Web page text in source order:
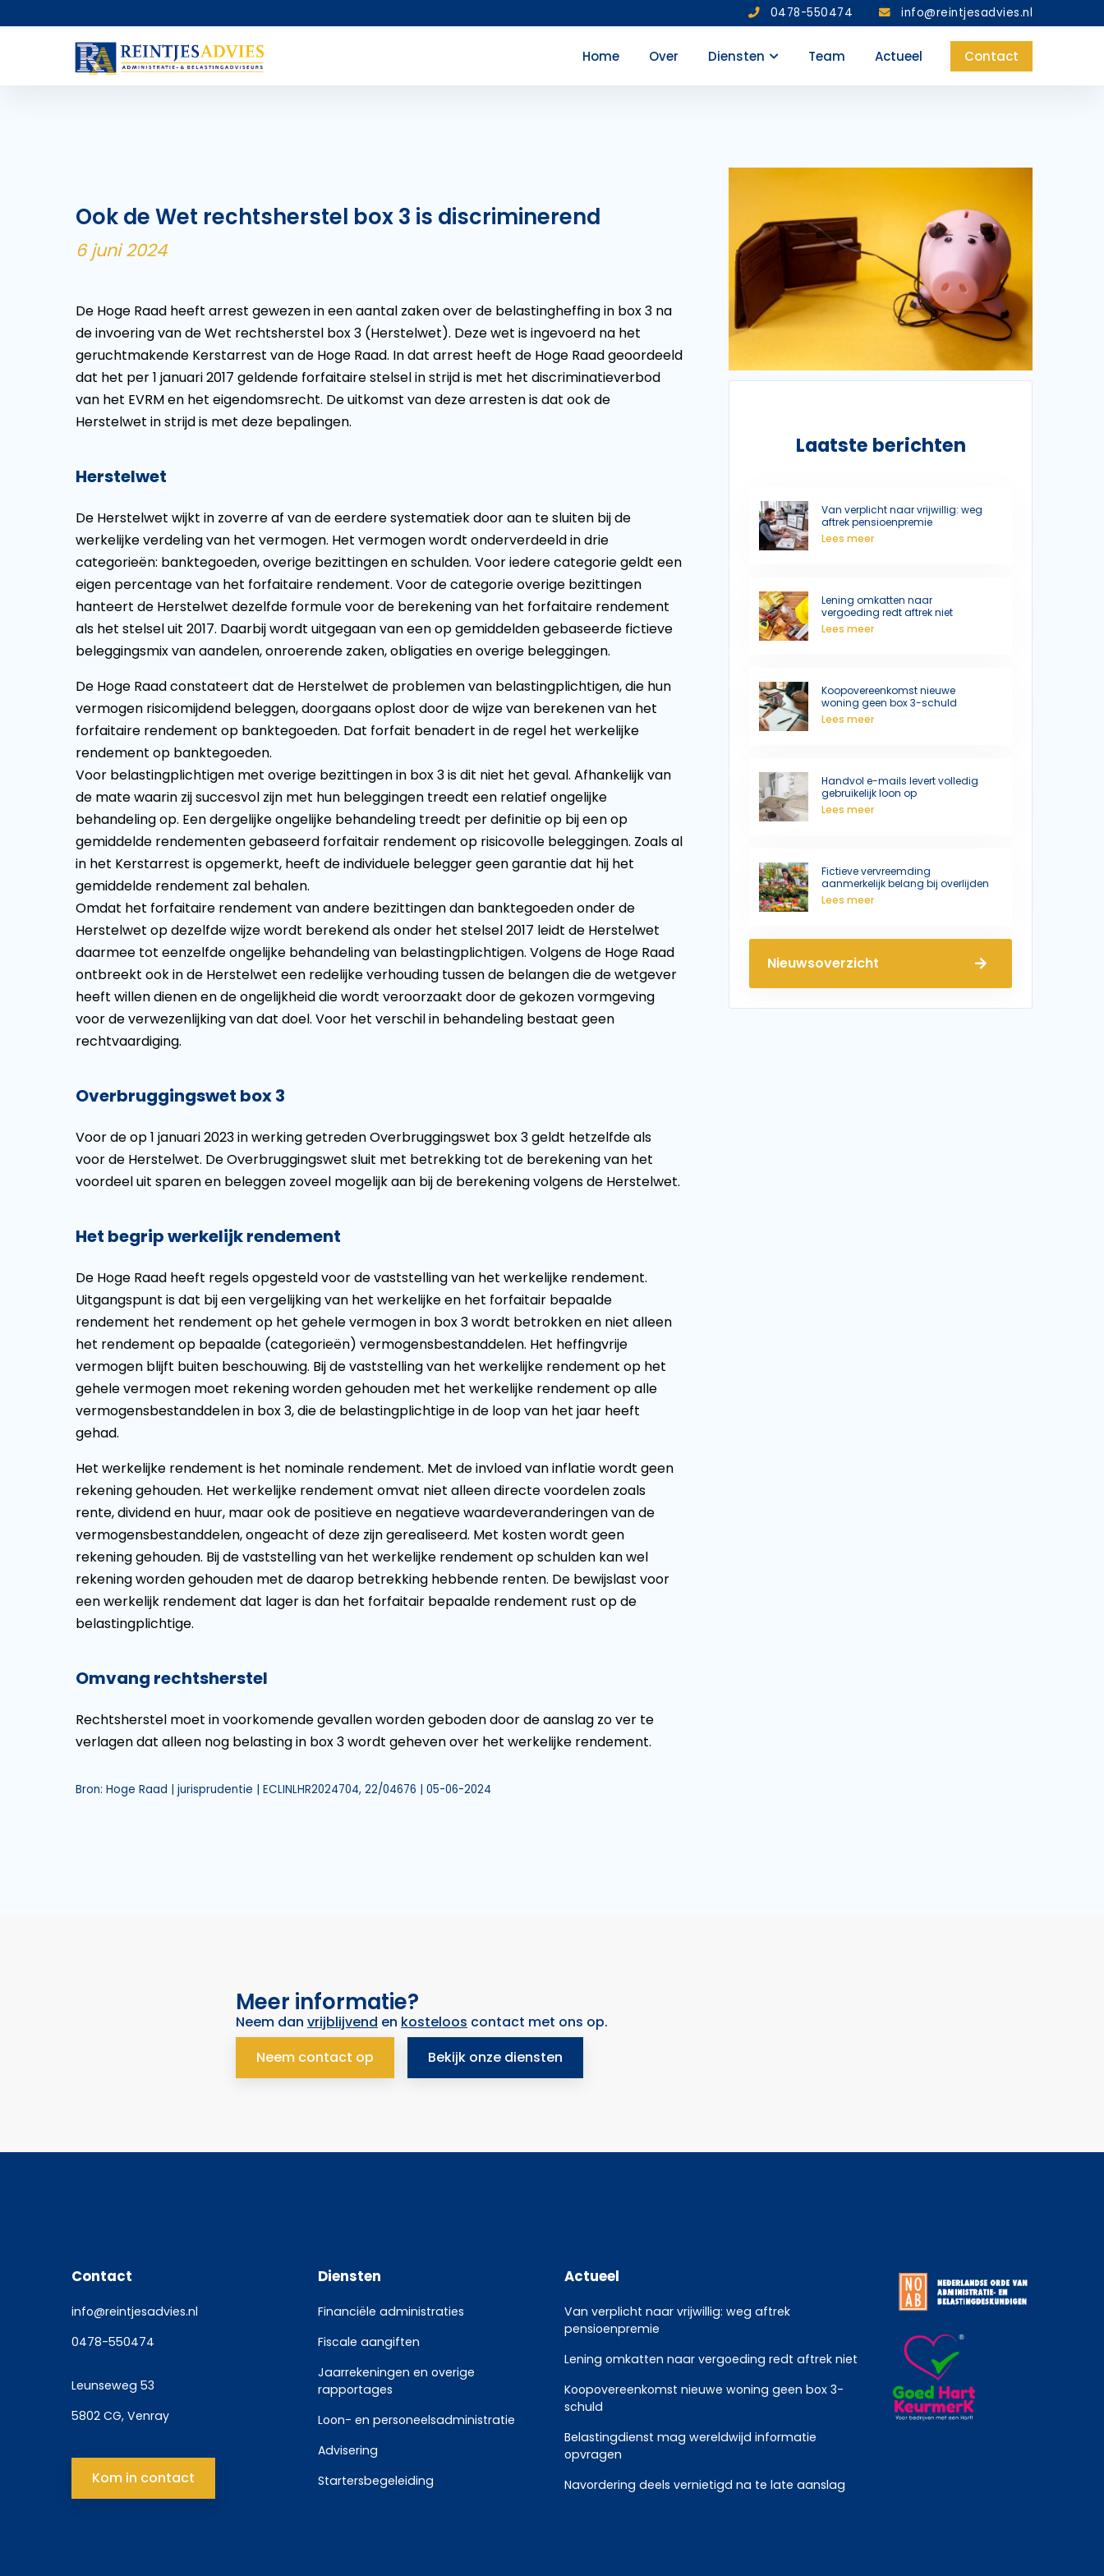
0478-550474 info@reintjesadvies.nl
Home Over Diensten Team Actueel Contact
Ook de Wet rechtsherstel box 3 is discriminerend
6 juni 2024
De Hoge Raad heeft arrest gewezen in een aantal zaken over de belastingheffing in box 3 na
de invoering van de Wet rechtsherstel box 3 (Herstelwet). Deze wet is ingevoerd na het
geruchtmakende Kerstarrest van de Hoge Raad. In dat arrest heeft de Hoge Raad geoordeeld
dat het per 1 januari 2017 geldende forfaitaire stelsel in strijd is met het discriminatieverbod
van het EVRM en het eigendomsrecht. De uitkomst van deze arresten is dat ook de
Herstelwet in strijd is met deze bepalingen.
Herstelwet
De Herstelwet wijkt in zoverre af van de eerdere systematiek door aan te sluiten bij de
werkelijke verdeling van het vermogen. Het vermogen wordt onderverdeeld in drie
categorieën: banktegoeden, overige bezittingen en schulden. Voor iedere categorie geldt een
eigen percentage van het forfaitaire rendement. Voor de categorie overige bezittingen
hanteert de Herstelwet dezelfde formule voor de berekening van het forfaitaire rendement
als het stelsel uit 2017. Daarbij wordt uitgegaan van een op gemiddelden gebaseerde fictieve
beleggingsmix van aandelen, onroerende zaken, obligaties en overige beleggingen.
De Hoge Raad constateert dat de Herstelwet de problemen van belastingplichtigen, die hun
vermogen risicomijdend beleggen, doorgaans oplost door de wijze van berekenen van het
forfaitaire rendement op banktegoeden. Dat forfait benadert in de regel het werkelijke
rendement op banktegoeden.
Voor belastingplichtigen met overige bezittingen in box 3 is dit niet het geval. Afhankelijk van
de mate waarin zij succesvol zijn met hun beleggingen treedt een relatief ongelijke
behandeling op. Een dergelijke ongelijke behandeling treedt per definitie op bij een op
gemiddelde rendementen gebaseerd forfaitair rendement op risicovolle beleggingen. Zoals al
in het Kerstarrest is opgemerkt, heeft de individuele belegger geen garantie dat hij het
gemiddelde rendement zal behalen.
Omdat het forfaitaire rendement van andere bezittingen dan banktegoeden onder de
Herstelwet op dezelfde wijze wordt berekend als onder het stelsel 2017 leidt de Herstelwet
daarmee tot eenzelfde ongelijke behandeling van belastingplichtigen. Volgens de Hoge Raad
ontbreekt ook in de Herstelwet een redelijke verhouding tussen de belangen die de wetgever
heeft willen dienen en de ongelijkheid die wordt veroorzaakt door de gekozen vormgeving
voor de verwezenlijking van dat doel. Voor het verschil in behandeling bestaat geen
rechtvaardiging.
Overbruggingswet box 3
Voor de op 1 januari 2023 in werking getreden Overbruggingswet box 3 geldt hetzelfde als
voor de Herstelwet. De Overbruggingswet sluit met betrekking tot de berekening van het
voordeel uit sparen en beleggen zoveel mogelijk aan bij de berekening volgens de Herstelwet.
Het begrip werkelijk rendement
De Hoge Raad heeft regels opgesteld voor de vaststelling van het werkelijke rendement.
Uitgangspunt is dat bij een vergelijking van het werkelijke en het forfaitair bepaalde
rendement het rendement op het gehele vermogen in box 3 wordt betrokken en niet alleen
het rendement op bepaalde (categorieën) vermogensbestanddelen. Het heffingvrije
vermogen blijft buiten beschouwing. Bij de vaststelling van het werkelijke rendement op het
gehele vermogen moet rekening worden gehouden met het werkelijke rendement op alle
vermogensbestanddelen in box 3, die de belastingplichtige in de loop van het jaar heeft
gehad.
Het werkelijke rendement is het nominale rendement. Met de invloed van inflatie wordt geen
rekening gehouden. Het werkelijke rendement omvat niet alleen directe voordelen zoals
rente, dividend en huur, maar ook de positieve en negatieve waardeveranderingen van de
vermogensbestanddelen, ongeacht of deze zijn gerealiseerd. Met kosten wordt geen
rekening gehouden. Bij de vaststelling van het werkelijke rendement op schulden kan wel
rekening worden gehouden met de daarop betrekking hebbende renten. De bewijslast voor
een werkelijk rendement dat lager is dan het forfaitair bepaalde rendement rust op de
belastingplichtige.
Omvang rechtsherstel
Rechtsherstel moet in voorkomende gevallen worden geboden door de aanslag zo ver te
verlagen dat alleen nog belasting in box 3 wordt geheven over het werkelijke rendement.
Bron: Hoge Raad | jurisprudentie | ECLINLHR2024704, 22/04676 | 05-06-2024
Laatste berichten
Van verplicht naar vrijwillig: weg
aftrek pensioenpremie
Lees meer
Lening omkatten naar
vergoeding redt aftrek niet
Lees meer
Koopovereenkomst nieuwe
woning geen box 3-schuld
Lees meer
Handvol e-mails levert volledig
gebruikelijk loon op
Lees meer
Fictieve vervreemding
aanmerkelijk belang bij overlijden
Lees meer
Nieuwsoverzicht
Meer informatie?
Neem dan vrijblijvend en kosteloos contact met ons op.
Neem contact op
Bekijk onze diensten
Contact
info@reintjesadvies.nl
0478-550474
Leunseweg 53
5802 CG, Venray
Kom in contact
Diensten
Financiële administraties
Fiscale aangiften
Jaarrekeningen en overige
rapportages
Loon- en personeelsadministratie
Advisering
Startersbegeleiding
Actueel
Van verplicht naar vrijwillig: weg aftrek
pensioenpremie
Lening omkatten naar vergoeding redt aftrek niet
Koopovereenkomst nieuwe woning geen box 3-
schuld
Belastingdienst mag wereldwijd informatie
opvragen
Navordering deels vernietigd na te late aanslag